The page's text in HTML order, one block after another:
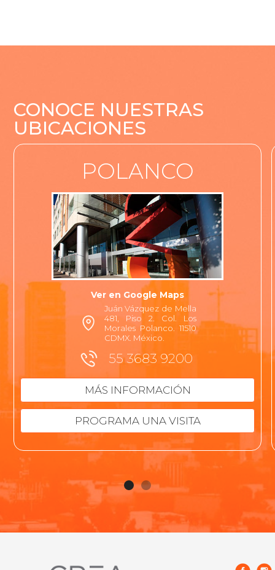
CONOCE NUESTRAS
UBICACIONES
POLANCO
Ver en Google Maps
Juán Vázquez de Mella
481, Piso 2. Col. Los
Morales Polanco. 11510
CDMX. México.
55 3683 9200
MÁS INFORMACIÓN
PROGRAMA UNA VISITA